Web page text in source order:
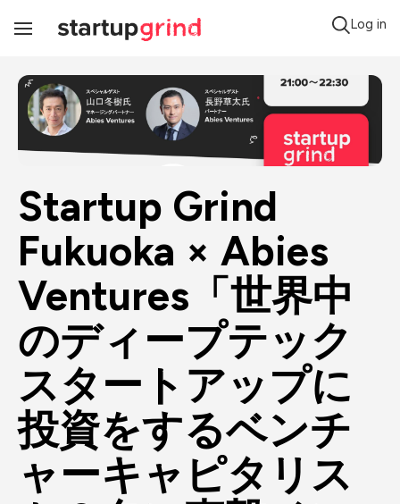
Toggle
Log in
Startup Grind
Fukuoka × Abies
Ventures「世界中
のディープテック
スタートアップに
投資をするベンチ
ャーキャピタリス